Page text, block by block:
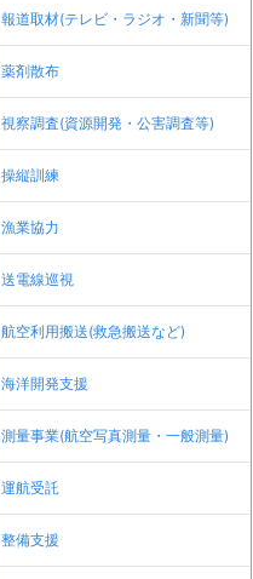
報道取材(テレビ・ラジオ・新聞等)
薬剤散布
視察調査(資源開発・公害調査等)
操縦訓練
漁業協力
送電線巡視
航空利用搬送(救急搬送など)
海洋開発支援
測量事業(航空写真測量・一般測量)
運航受託
整備支援